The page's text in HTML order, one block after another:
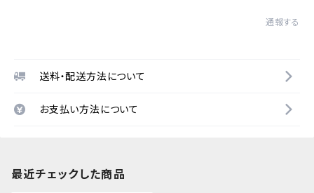
通報する
送料・配送方法について
お支払い方法について
最近チェックした商品